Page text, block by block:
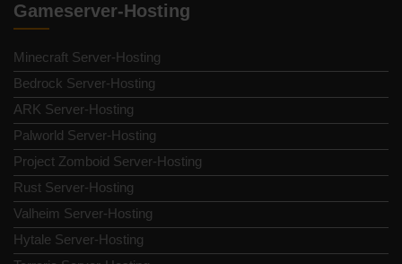
Gameserver-Hosting
Minecraft Server-Hosting
Bedrock Server-Hosting
ARK Server-Hosting
Palworld Server-Hosting
Project Zomboid Server-Hosting
Rust Server-Hosting
Valheim Server-Hosting
Hytale Server-Hosting